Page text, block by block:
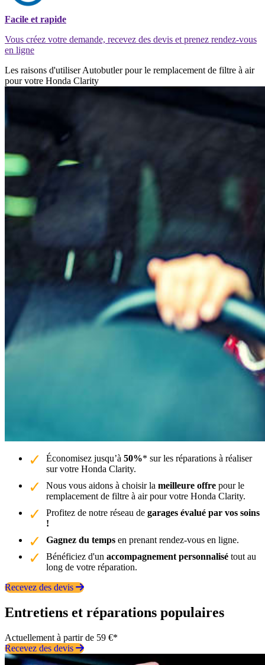
Facile et rapide
Vous créez votre demande, recevez des devis et prenez rendez-vous
en ligne
Les raisons d'utiliser Autobutler pour le remplacement de filtre à air
pour votre Honda Clarity
Économisez jusqu’à 50%* sur les réparations à réaliser
sur votre Honda Clarity.
Nous vous aidons à choisir la meilleure offre pour le
remplacement de filtre à air pour votre Honda Clarity.
Profitez de notre réseau de garages évalué par vos soins
!
Gagnez du temps en prenant rendez-vous en ligne.
Bénéficiez d'un accompagnement personnalisé tout au
long de votre réparation.
Recevez des devis
Entretiens et réparations populaires
Actuellement à partir de 59 €*
Recevez des devis